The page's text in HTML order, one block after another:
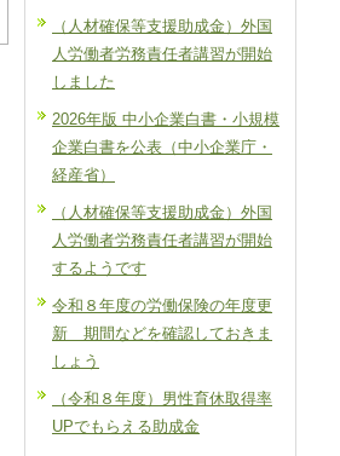
（人材確保等支援助成金）外国
人労働者労務責任者講習が開始
しました
2026年版 中小企業白書・小規模
企業白書を公表（中小企業庁・
経産省）
（人材確保等支援助成金）外国
人労働者労務責任者講習が開始
するようです
令和８年度の労働保険の年度更
新 期間などを確認しておきま
しょう
（令和８年度）男性育休取得率
UPでもらえる助成金